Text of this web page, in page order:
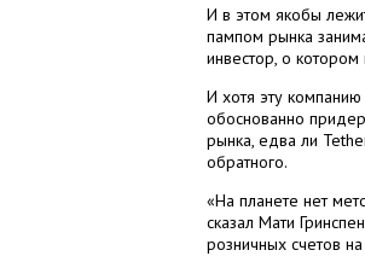
И в этом якобы
пампом рынка
инвестор, о
И хотя эту
обоснованно
рынка, едва ли
обратного.
«На планете нет
сказал Мати
розничных счетов